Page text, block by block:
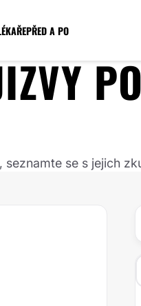
PŘED A PO
se s jejich